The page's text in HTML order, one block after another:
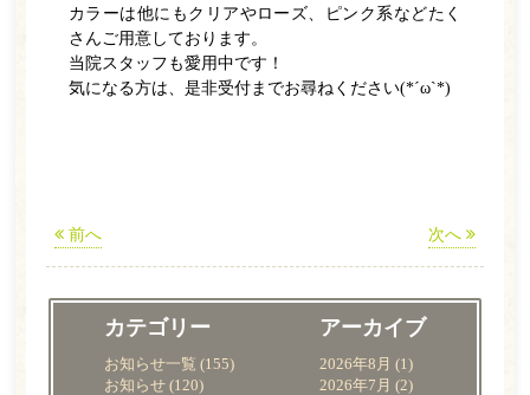
カラーは他にもクリアやローズ、ピンク系などたく
さんご用意しております。
当院スタッフも愛用中です！
気になる方は、是非受付までお尋ねください(*´ω`*)
前へ 次へ
カテゴリー
お知らせ一覧 (155)
お知らせ (120)
アーカイブ
2026年8月 (1)
2026年7月 (2)